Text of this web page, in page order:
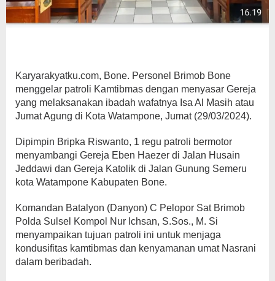
Karyarakyatku.com, Bone. Personel Brimob Bone
menggelar patroli Kamtibmas dengan menyasar Gereja
yang melaksanakan ibadah wafatnya Isa Al Masih atau
Jumat Agung di Kota Watampone, Jumat (29/03/2024).
Dipimpin Bripka Riswanto, 1 regu patroli bermotor
menyambangi Gereja Eben Haezer di Jalan Husain
Jeddawi dan Gereja Katolik di Jalan Gunung Semeru
kota Watampone Kabupaten Bone.
Komandan Batalyon (Danyon) C Pelopor Sat Brimob
Polda Sulsel Kompol Nur Ichsan, S.Sos., M. Si
menyampaikan tujuan patroli ini untuk menjaga
kondusifitas kamtibmas dan kenyamanan umat Nasrani
dalam beribadah.